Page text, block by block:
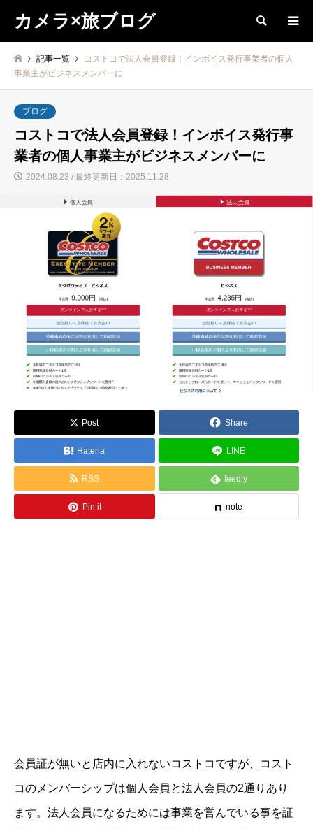
カメラ×旅ブログ 検索
記事一覧
コストコで法人会員登録！インボイス発行事業者の個人
事業主がビジネスメンバーに
ブログ
コストコで法人会員登録！インボイス発行事
業者の個人事業主がビジネスメンバーに
2024.08.23 / 最終更新日：2025.11.28
Post Share
Hatena LINE
RSS feedly
Pin it note
会員証が無いと店内に入れないコストコですが、コスト
コのメンバーシップは個人会員と法人会員の2通りあり
ます。法人会員になるためには事業を営んでいる事を証